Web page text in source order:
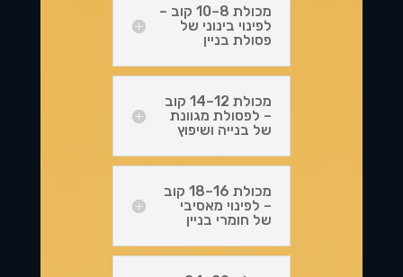
מכולת 8–10 קוב –
לפינוי בינוני של
פסולת בניין
מכולת 12–14 קוב
– לפסולת מגוונת
של בנייה ושיפוץ
מכולת 16–18 קוב
– לפינוי מאסיבי
של חומרי בניין